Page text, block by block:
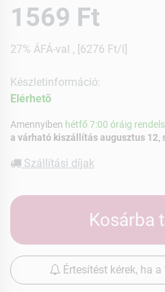
1569 Ft
27% ÁFÁ-val , [6276 Ft/l]
Készletinformáció:
Elérhetõ
Amennyiben hétfő 7:00 óráig
a várható kiszállítás augusztus 12,
Szállítási díjak
Kosárba
Értesítést kérek, ha